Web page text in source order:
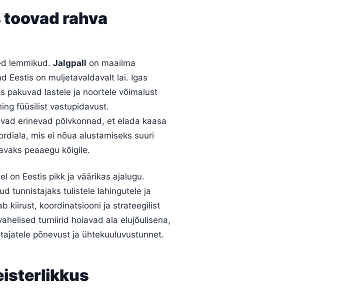
rahva
lemmikud. Jalgpall on maailma
Eestis on muljetavaldavalt lai. Igas
pakuvad lastele ja noortele võimalust
füüsilist vastupidavust.
erinevad põlvkonnad, et elada kaasa
mis ei nõua alustamiseks suuri
peaaegu kõigile.
on Eestis pikk ja väärikas ajalugu.
tunnistajaks tulistele lahingutele ja
kiirust, koordinatsiooni ja strateegilist
turniirid hoiavad ala elujõulisena,
põnevust ja ühtekuuluvustunnet.